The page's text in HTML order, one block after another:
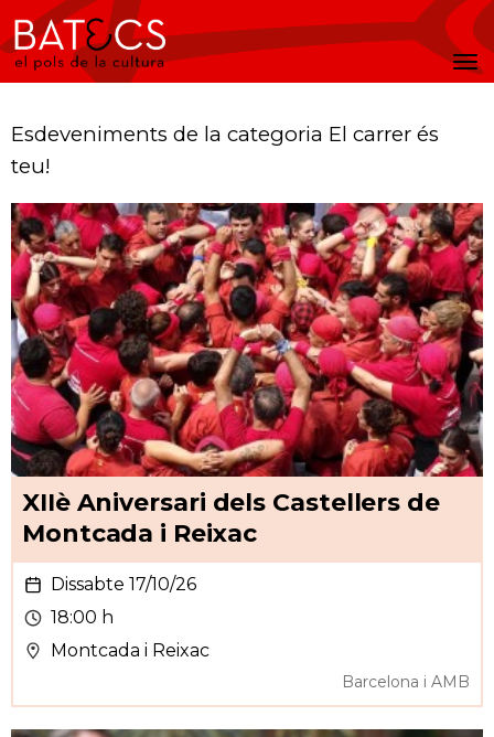
Batecs
Esdeveniments de la categoria El carrer és
teu!
XIIè Aniversari dels Castellers de
Montcada i Reixac
Dissabte 17/10/26
18:00 h
Montcada i Reixac
Barcelona i AMB